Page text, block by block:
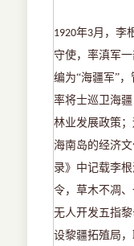
1920年3月，李
守使，率滇军
编为“海疆军”
率将士巡卫海
林业发展政策
海南岛的经济
录》中记载李
令，草木不凋
无人开发五指
设黎疆拓殖局